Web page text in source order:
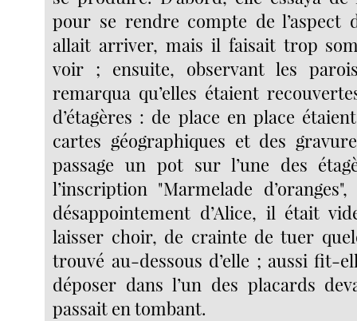
pour se rendre compte de l’aspect
allait arriver, mais il faisait trop
voir ; ensuite, observant les
remarqua qu’elles étaient
d’étagères : de place en place
cartes géographiques et des
passage un pot sur l’une des
l’inscription "Marmelade
désappointement d’Alice, il était
laisser choir, de crainte de tuer
trouvé au-dessous d’elle ; aussi fit-
déposer dans l’un des placards
passait en tombant.